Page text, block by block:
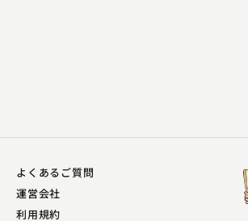
よくあるご質問
運営会社
利用規約